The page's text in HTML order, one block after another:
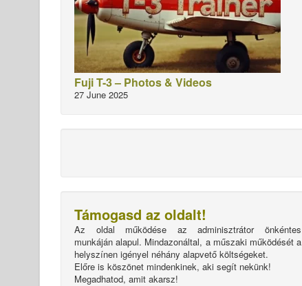
Fuji T-3 – Photos & Videos
27 June 2025
Támogasd az oldalt!
Az oldal működése az adminisztrátor önkéntes
munkáján alapul. Mindazonáltal, a műszaki működését a
helyszínen igényel néhány alapvető költségeket.
Előre is köszönet mindenkinek, aki segít nekünk!
Megadhatod, amit akarsz!